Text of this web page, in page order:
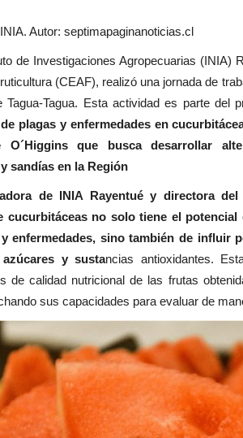
Autor: septimapaginanoticias.cl
Agropecuarias (INIA)
(CEAF), realizó una jornada de
Tagua. Esta actividad es parte del
plagas y enfermedades en
O´Higgins que busca desarrollar
sandías en la Región
de INIA Rayentué y directora
cucurbitáceas no solo tiene el
enfermedades, sino también de influir
y sustancias antioxidantes.
de calidad nutricional de las frutas
sus capacidades para evaluar de
una propuesta escénica
que...
151
del montaje es Los Fi, que con más de
Editora
Dos